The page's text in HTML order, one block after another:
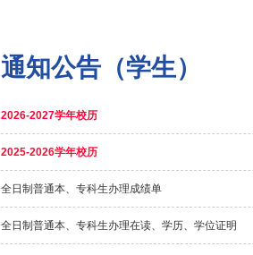
通知公告（学生）
2026-2027学年校历
2025-2026学年校历
全日制普通本、专科生办理成绩单
全日制普通本、专科生办理在读、学历、学位证明